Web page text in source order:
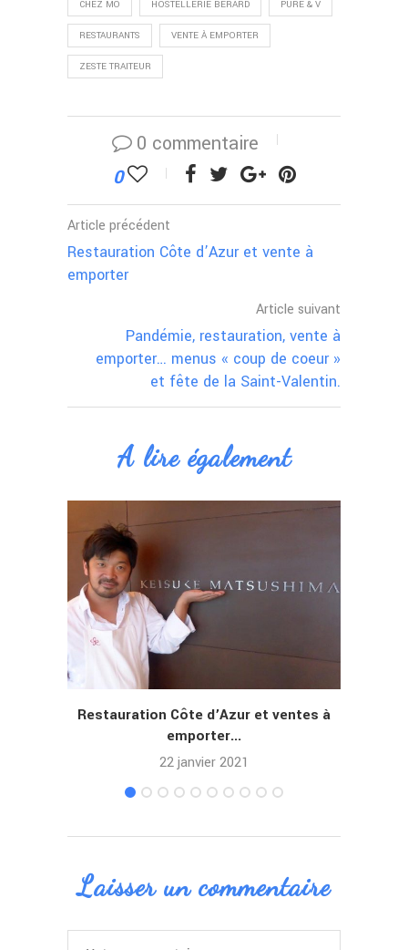
CHEZ MÔ HOSTELLERIE BÉRARD PURE & V
RESTAURANTS VENTE À EMPORTER
ZESTE TRAITEUR
0 commentaire
0
Article précédent
Restauration Côte d’Azur et vente à
emporter
Article suivant
Pandémie, restauration, vente à
emporter… menus « coup de coeur »
et fête de la Saint-Valentin.
A lire également
Restauration Côte d’Azur et ventes à
emporter...
22 janvier 2021
Laisser un commentaire